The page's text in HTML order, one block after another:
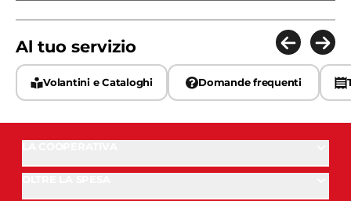
Al tuo servizio
Volantini e Cataloghi Domande frequenti